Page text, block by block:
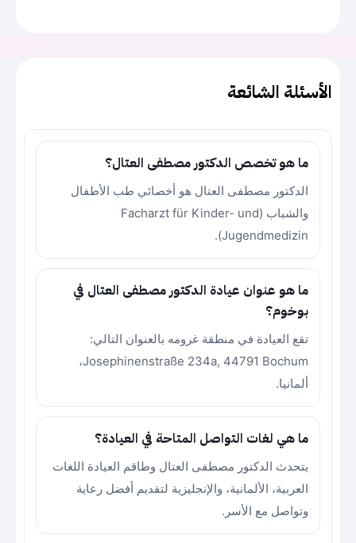
الأسئلة الشائعة
ما هو تخصص الدكتور مصطفى العتال؟
الدكتور مصطفى العتال هو أخصائي طب الأطفال
والشباب (Facharzt für Kinder- und
Jugendmedizin).
ما هو عنوان عيادة الدكتور مصطفى العتال في
بوخوم؟
تقع العيادة في منطقة غرومه بالعنوان التالي:
Josephinenstraße 234a, 44791 Bochum،
ألمانيا.
ما هي لغات التواصل المتاحة في العيادة؟
يتحدث الدكتور مصطفى العتال وطاقم العيادة اللغات
العربية، الألمانية، والإنجليزية لتقديم أفضل رعاية
وتواصل مع الأسر.